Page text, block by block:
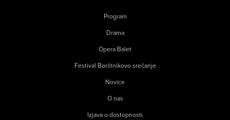
Program
Drama
Opera Balet
Festival Borštnikovo srečanje
Novice
O nas
Izjava o dostopnosti